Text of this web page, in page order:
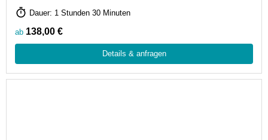
Dauer: 1 Stunden 30 Minuten
ab 138,00 €
Details & anfragen